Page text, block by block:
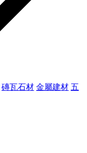
磚瓦石材 金屬建材 五